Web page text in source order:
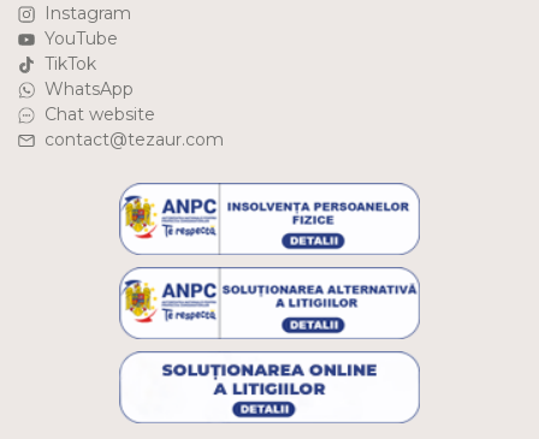
Instagram
YouTube
TikTok
WhatsApp
Chat website
contact@tezaur.com